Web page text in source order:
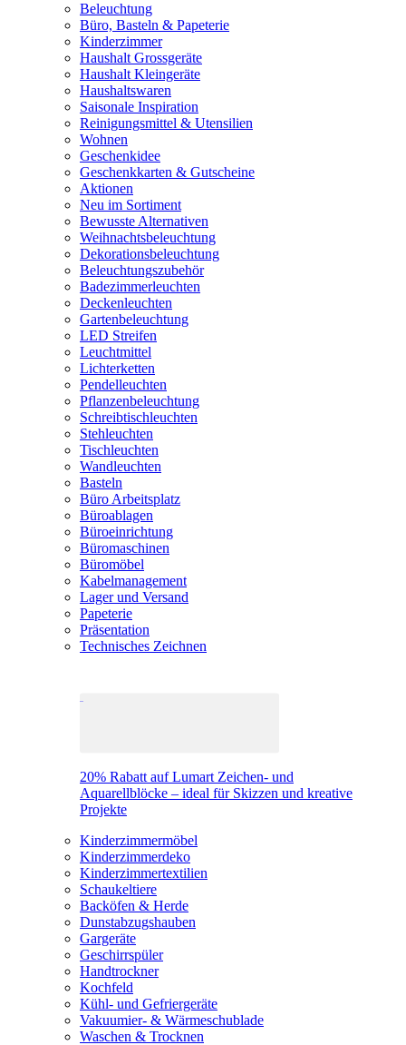
Beleuchtung
Büro, Basteln & Papeterie
Kinderzimmer
Haushalt Grossgeräte
Haushalt Kleingeräte
Haushaltswaren
Saisonale Inspiration
Reinigungsmittel & Utensilien
Wohnen
Geschenkidee
Geschenkkarten & Gutscheine
Aktionen
Neu im Sortiment
Bewusste Alternativen
Weihnachtsbeleuchtung
Dekorationsbeleuchtung
Beleuchtungszubehör
Badezimmerleuchten
Deckenleuchten
Gartenbeleuchtung
LED Streifen
Leuchtmittel
Lichterketten
Pendelleuchten
Pflanzenbeleuchtung
Schreibtischleuchten
Stehleuchten
Tischleuchten
Wandleuchten
Basteln
Büro Arbeitsplatz
Büroablagen
Büroeinrichtung
Büromaschinen
Büromöbel
Kabelmanagement
Lager und Versand
Papeterie
Präsentation
Technisches Zeichnen
20% Rabatt auf Lumart Zeichen- und
Aquarellblöcke – ideal für Skizzen und kreative
Projekte
Kinderzimmermöbel
Kinderzimmerdeko
Kinderzimmertextilien
Schaukeltiere
Backöfen & Herde
Dunstabzugshauben
Gargeräte
Geschirrspüler
Handtrockner
Kochfeld
Kühl- und Gefriergeräte
Vakuumier- & Wärmeschublade
Waschen & Trocknen